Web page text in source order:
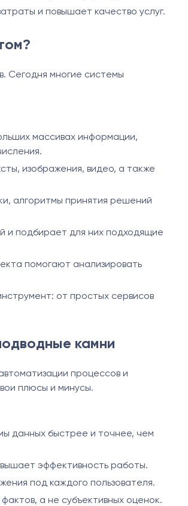
и повышает качество услуг.
Сегодня многие системы
массивах информации,
изображения, видео, а также
алгоритмы принятия решений
и подбирает для них подходящие
помогают анализировать
от простых сервисов
камни
процессов и
плюсы и минусы.
данных быстрее и точнее, чем
эффективность работы.
под каждого пользователя.
а не субъективных оценок.